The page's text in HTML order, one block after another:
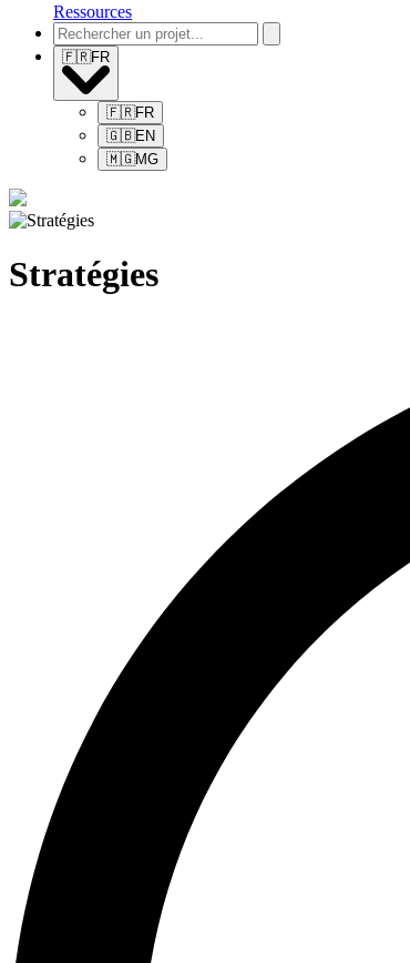
Ressources
🇫🇷FR
🇫🇷FR
🇬🇧EN
🇲🇬MG
Stratégies